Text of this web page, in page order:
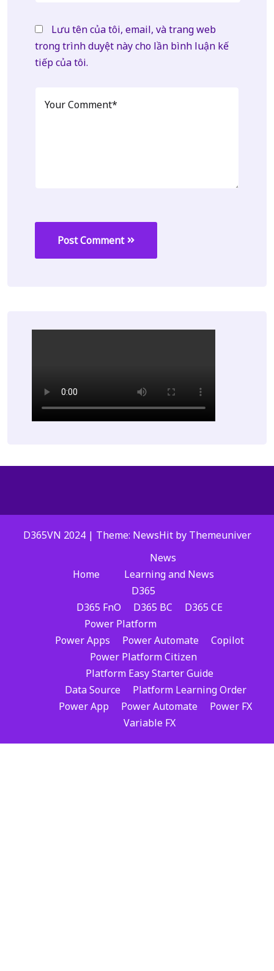
Lưu tên của tôi, email, và trang web
trong trình duyệt này cho lần bình luận kế
tiếp của tôi.
Post Comment
D365VN 2024 | Theme: NewsHit by Themeuniver
Home
News
Learning and News
D365
D365 FnO
D365 BC
D365 CE
Power Platform
Power Apps
Power Automate
Copilot
Power Platform Citizen
Platform Easy Starter Guide
Data Source
Platform Learning Order
Power App
Power Automate
Power FX
Variable FX